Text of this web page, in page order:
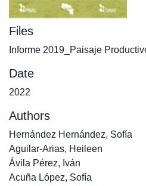
Files
Informe 2019_Paisaje
Date
2022
Authors
Hernández Hernández, Sofía
Aguilar-Arias, Heileen
Ávila Pérez, Iván
Acuña López, Sofía